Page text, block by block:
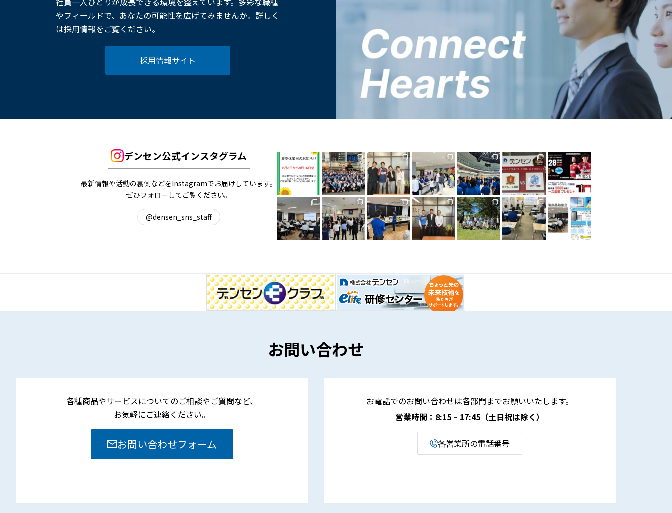
やフィールドで、あなたの可能性を広げてみませんか。詳しく
は採用情報をご覧ください。
採用情報サイト
デンセン公式インスタグラム
最新情報や活動の裏側などをInstagramでお届けしています。
ぜひフォローしてご覧ください。
@densen_sns_staff
お問い合わせ
各種商品やサービスについてのご相談やご質問など、
お気軽にご連絡ください。
お問い合わせフォーム
お電話でのお問い合わせは各部門までお願いいたします。
営業時間：8:15 – 17:45 （土日祝は除く）
各営業所の電話番号